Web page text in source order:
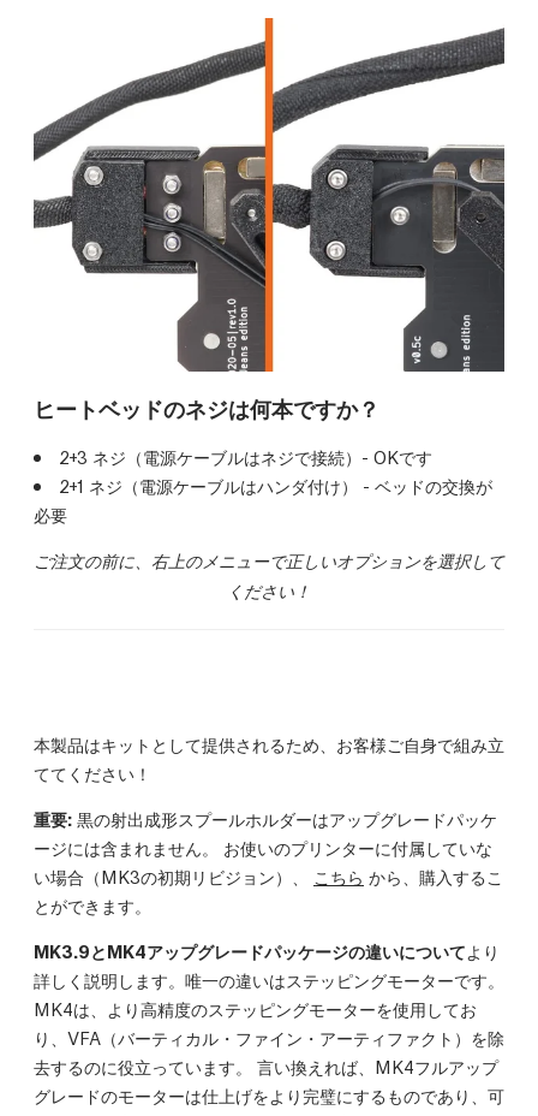
ヒートベッドのネジは何本ですか？
2+3 ネジ（電源ケーブルはネジで接続）- OKです
2+1 ネジ（電源ケーブルはハンダ付け） - ベッドの交換が
必要
ご注文の前に、右上のメニューで正しいオプションを選択して
ください！
本製品はキットとして提供されるため、お客様ご自身で組み立
ててください！
重要: 黒の射出成形スプールホルダーはアップグレードパッケ
ージには含まれません。 お使いのプリンターに付属していな
い場合（MK3の初期リビジョン）、 こちら から、購入するこ
とができます。
MK3.9とMK4アップグレードパッケージの違いについてより
詳しく説明します。唯一の違いはステッピングモーターです。
MK4は、より高精度のステッピングモーターを使用してお
り、VFA（バーティカル・ファイン・アーティファクト）を除
去するのに役立っています。 言い換えれば、MK4フルアップ
グレードのモーターは仕上げをより完璧にするものであり、可